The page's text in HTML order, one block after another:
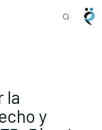
la
y